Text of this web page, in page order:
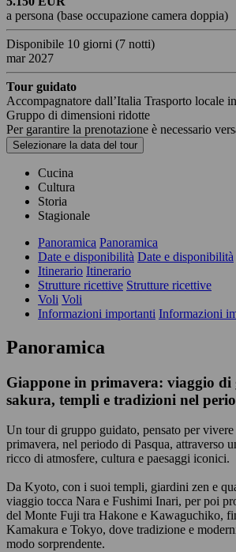
a persona (base occupazione camera doppia)
Disponibile 10 giorni (7 notti)
mar 2027
Tour guidato
Accompagnatore dall’Italia Trasporto locale
Gruppo di dimensioni ridotte
Per garantire la prenotazione è necessario
Selezionare la data del tour
Cucina
Cultura
Storia
Stagionale
Panoramica Panoramica
Date e disponibilità Date e disponibilità
Itinerario Itinerario
Strutture ricettive Strutture ricettive
Voli Voli
Informazioni importanti Informazioni
Panoramica
Giappone in primavera: viaggio
sakura, templi e tradizioni nel
Un tour di gruppo guidato, pensato per
primavera, nel periodo di Pasqua, attraverso
ricco di atmosfere, cultura e paesaggi iconici.
Da Kyoto, con i suoi templi, giardini zen e
viaggio tocca Nara e Fushimi Inari, per poi
del Monte Fuji tra Hakone e Kawaguchiko,
Kamakura e Tokyo, dove tradizione e
modo sorprendente.